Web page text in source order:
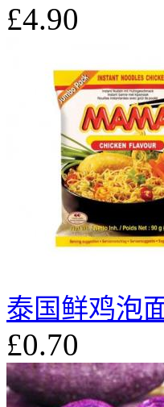
£4.90
泰国鲜鸡泡
£0.70